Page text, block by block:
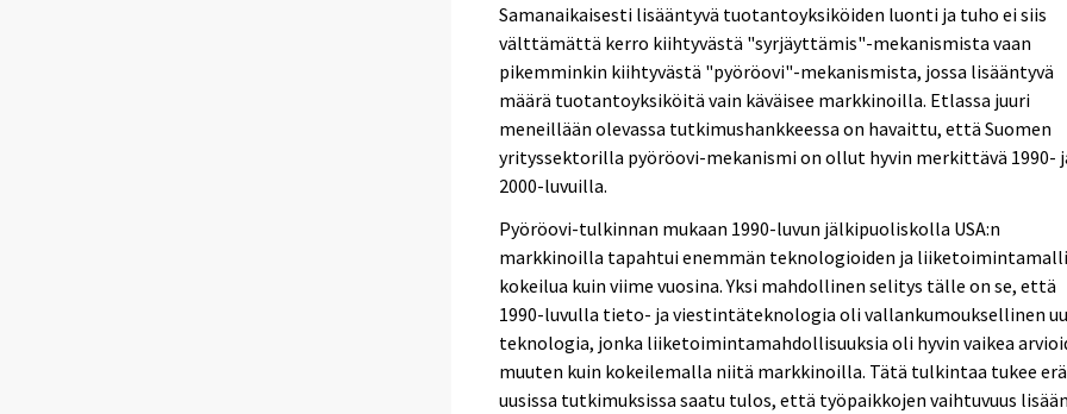
Samanaikaisesti lisääntyvä tuotantoyksiköiden luonti ja tuho ei siis
välttämättä kerro kiihtyvästä "syrjäyttämis"-mekanismista vaan
pikemminkin kiihtyvästä "pyöröovi"-mekanismista, jossa lisääntyvä
määrä tuotantoyksiköitä vain käväisee markkinoilla. Etlassa juuri
meneillään olevassa tutkimushankkeessa on havaittu, että Suomen
yrityssektorilla pyöröovi-mekanismi on ollut hyvin merkittävä 1990-
2000-luvuilla.
Pyöröovi-tulkinnan mukaan 1990-luvun jälkipuoliskolla USA:n
markkinoilla tapahtui enemmän teknologioiden ja
kokeilua kuin viime vuosina. Yksi mahdollinen selitys tälle on se, että
1990-luvulla tieto- ja viestintäteknologia oli vallankumouksellinen
teknologia, jonka liiketoimintamahdollisuuksia oli hyvin vaikea
muuten kuin kokeilemalla niitä markkinoilla. Tätä tulkintaa tukee
uusissa tutkimuksissa saatu tulos, että työpaikkojen vaihtuvuus